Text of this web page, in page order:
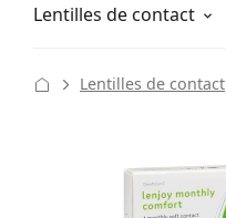
Lentilles de contact
Solutions
Comment commander
Lentilles de contact